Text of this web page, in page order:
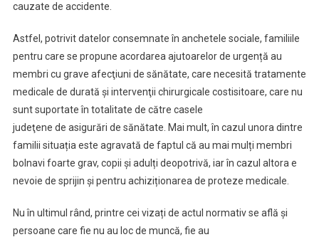
cauzate de accidente.
Astfel, potrivit datelor consemnate în anchetele sociale, familiile
pentru care se propune acordarea ajutoarelor de urgență au
membri cu grave afecţiuni de sănătate, care necesită tratamente
medicale de durată şi intervenţii chirurgicale costisitoare, care nu
sunt suportate în totalitate de către casele
judeţene de asigurări de sănătate. Mai mult, în cazul unora dintre
familii situația este agravată de faptul că au mai mulți membri
bolnavi foarte grav, copii și adulți deopotrivă, iar în cazul altora e
nevoie de sprijin și pentru achiziționarea de proteze medicale.
Nu în ultimul rând, printre cei vizați de actul normativ se află și
persoane care fie nu au loc de muncă, fie au